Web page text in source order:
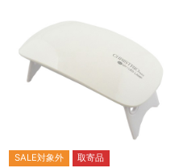
SALE対象外 取寄品